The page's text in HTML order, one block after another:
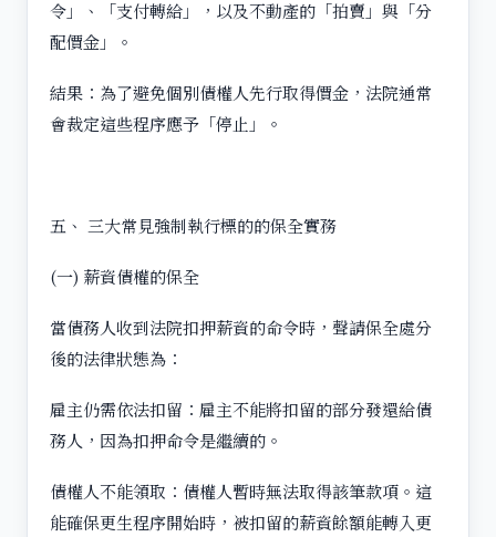
令」、「支付轉給」，以及不動產的「拍賣」與「分
配價金」。
結果：為了避免個別債權人先行取得價金，法院通常
會裁定這些程序應予「停止」。
五、 三大常見強制執行標的的保全實務
(一) 薪資債權的保全
當債務人收到法院扣押薪資的命令時，聲請保全處分
後的法律狀態為：
雇主仍需依法扣留：雇主不能將扣留的部分發還給債
務人，因為扣押命令是繼續的。
債權人不能領取：債權人暫時無法取得該筆款項。這
能確保更生程序開始時，被扣留的薪資餘額能轉入更